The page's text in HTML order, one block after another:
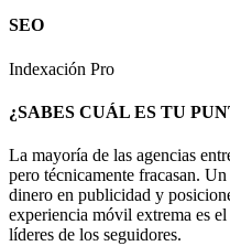
SEO
Indexación Pro
¿SABES CUÁL ES TU
La mayoría de las agencias
pero técnicamente fracasan.
dinero en publicidad y
experiencia móvil extrema es
líderes de los seguidores.